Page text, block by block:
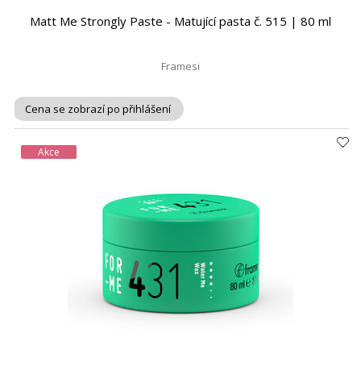
Matt Me Strongly Paste - Matující pasta č. 515 | 80 ml
Framesi
Cena se zobrazí po přihlášení
Akce